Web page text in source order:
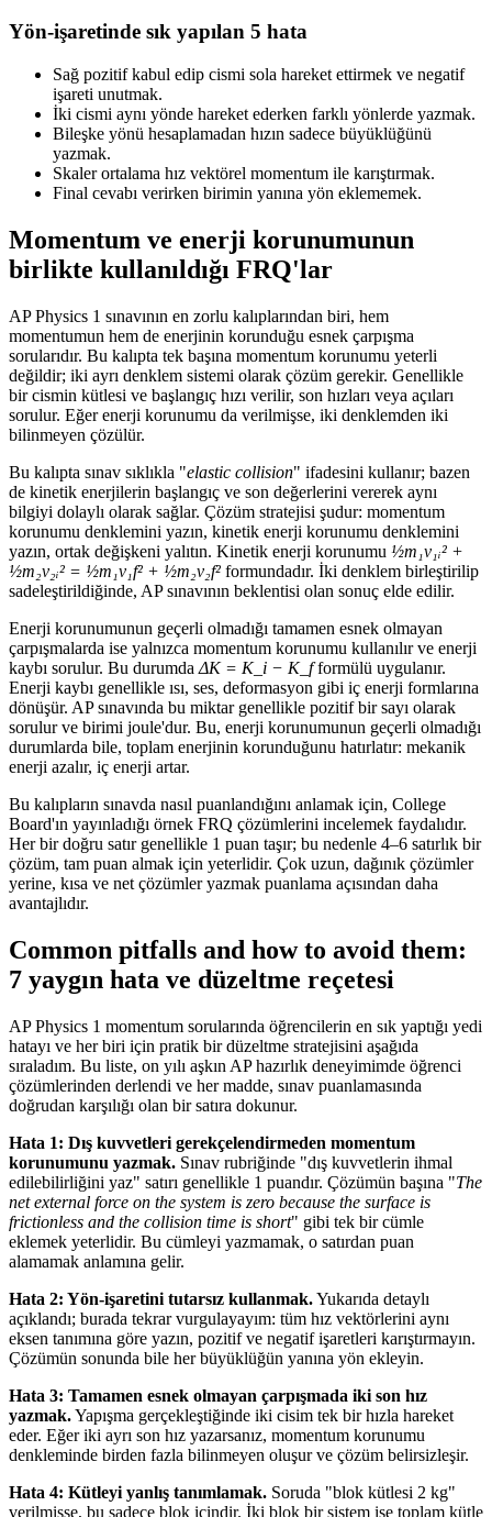
Yön-işaretinde sık yapılan 5 hata
Sağ pozitif kabul edip cismi sola hareket ettirmek ve negatif
işareti unutmak.
İki cismi aynı yönde hareket ederken farklı yönlerde yazmak.
Bileşke yönü hesaplamadan hızın sadece büyüklüğünü
yazmak.
Skaler ortalama hız vektörel momentum ile karıştırmak.
Final cevabı verirken birimin yanına yön eklememek.
Momentum ve enerji korunumunun
birlikte kullanıldığı FRQ'lar
AP Physics 1 sınavının en zorlu kalıplarından biri, hem
momentumun hem de enerjinin korunduğu esnek çarpışma
sorularıdır. Bu kalıpta tek başına momentum korunumu yeterli
değildir; iki ayrı denklem sistemi olarak çözüm gerekir. Genellikle
bir cismin kütlesi ve başlangıç hızı verilir, son hızları veya açıları
sorulur. Eğer enerji korunumu da verilmişse, iki denklemden iki
bilinmeyen çözülür.
Bu kalıpta sınav sıklıkla "elastic collision" ifadesini kullanır; bazen
de kinetik enerjilerin başlangıç ve son değerlerini vererek aynı
bilgiyi dolaylı olarak sağlar. Çözüm stratejisi şudur: momentum
korunumu denklemini yazın, kinetik enerji korunumu denklemini
yazın, ortak değişkeni yalıtın. Kinetik enerji korunumu ½m₁v₁ᵢ² +
½m₂v₂ᵢ² = ½m₁v₁f² + ½m₂v₂f² formundadır. İki denklem birleştirilip
sadeleştirildiğinde, AP sınavının beklentisi olan sonuç elde edilir.
Enerji korunumunun geçerli olmadığı tamamen esnek olmayan
çarpışmalarda ise yalnızca momentum korunumu kullanılır ve enerji
kaybı sorulur. Bu durumda ΔK = K_i − K_fformülü uygulanır.
Enerji kaybı genellikle ısı, ses, deformasyon gibi iç enerji formlarına
dönüşür. AP sınavında bu miktar genellikle pozitif bir sayı olarak
sorulur ve birimi joule'dur. Bu, enerji korunumunun geçerli olmadığı
durumlarda bile, toplam enerjinin korunduğunu hatırlatır: mekanik
enerji azalır, iç enerji artar.
Bu kalıpların sınavda nasıl puanlandığını anlamak için, College
Board'ın yayınladığı örnek FRQ çözümlerini incelemek faydalıdır.
Her bir doğru satır genellikle 1 puan taşır; bu nedenle 4–6 satırlık bir
çözüm, tam puan almak için yeterlidir. Çok uzun, dağınık çözümler
yerine, kısa ve net çözümler yazmak puanlama açısından daha
avantajlıdır.
Common pitfalls and how to avoid them:
7 yaygın hata ve düzeltme reçetesi
AP Physics 1 momentum sorularında öğrencilerin en sık yaptığı yedi
hatayı ve her biri için pratik bir düzeltme stratejisini aşağıda
sıraladım. Bu liste, on yılı aşkın AP hazırlık deneyimimde öğrenci
çözümlerinden derlendi ve her madde, sınav puanlamasında
doğrudan karşılığı olan bir satıra dokunur.
Hata 1: Dış kuvvetleri gerekçelendirmeden momentum
korunumunu yazmak. Sınav rubriğinde "dış kuvvetlerin ihmal
edilebilirliğini yaz" satırı genellikle 1 puandır. Çözümün başına "The
net external force on the system is zero because the surface is
frictionless and the collision time is short" gibi tek bir cümle
eklemek yeterlidir. Bu cümleyi yazmamak, o satırdan puan
alamamak anlamına gelir.
Hata 2: Yön-işaretini tutarsız kullanmak.Yukarıda detaylı
açıklandı; burada tekrar vurgulayayım: tüm hız vektörlerini aynı
eksen tanımına göre yazın, pozitif ve negatif işaretleri karıştırmayın.
Çözümün sonunda bile her büyüklüğün yanına yön ekleyin.
Hata 3: Tamamen esnek olmayan çarpışmada iki son hız
yazmak.Yapışma gerçekleştiğinde iki cisim tek bir hızla hareket
eder. Eğer iki ayrı son hız yazarsanız, momentum korunumu
denkleminde birden fazla bilinmeyen oluşur ve çözüm belirsizleşir.
Hata 4: Kütleyi yanlış tanımlamak. Soruda "blok kütlesi 2 kg"
verilmişse, bu sadece blok içindir. İki blok bir sistem ise toplam kütle